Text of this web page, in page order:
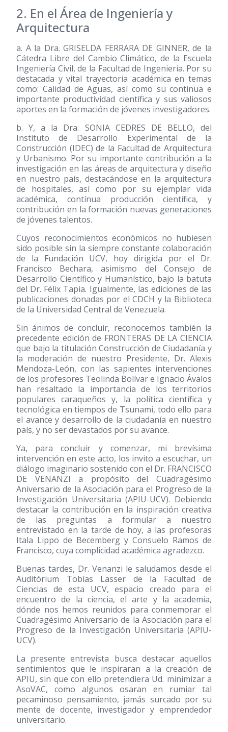
2. En el Área de Ingeniería y
Arquitectura
a. A la Dra. GRISELDA FERRARA DE GINNER, de la
Cátedra Libre del Cambio Climático, de la Escuela
Ingeniería Civil, de la Facultad de Ingeniería. Por su
destacada y vital trayectoria académica en temas
como: Calidad de Aguas, así como su continua e
importante productividad científica y sus valiosos
aportes en la formación de jóvenes investigadores.
b. Y, a la Dra. SONIA CEDRES DE BELLO, del
Instituto de Desarrollo Experimental de la
Construcción (IDEC) de la Facultad de Arquitectura
y Urbanismo. Por su importante contribución a la
investigación en las áreas de arquitectura y diseño
en nuestro país, destacándose en la arquitectura
de hospitales, así como por su ejemplar vida
académica, contínua producción científica, y
contribución en la formación nuevas generaciones
de jóvenes talentos.
Cuyos reconocimientos económicos no hubiesen
sido posible sin la siempre constante colaboración
de la Fundación UCV, hoy dirigida por el Dr.
Francisco Bechara, asimismo del Consejo de
Desarrollo Científico y Humanístico, bajo la batuta
del Dr. Félix Tapia. Igualmente, las ediciones de las
publicaciones donadas por el CDCH y la Biblioteca
de la Universidad Central de Venezuela.
Sin ánimos de concluir, reconocemos también la
precedente edición de FRONTERAS DE LA CIENCIA
que bajo la titulación Construcción de Ciudadanía y
la moderación de nuestro Presidente, Dr. Alexis
Mendoza-León, con las sapientes intervenciones
de los profesores Teolinda Bolívar e Ignacio Ávalos
han resaltado la importancia de los territorios
populares caraqueños y, la política científica y
tecnológica en tiempos de Tsunami, todo ello para
el avance y desarrollo de la ciudadanía en nuestro
país, y no ser devastados por su avance.
Ya, para concluir y comenzar, mi brevísima
intervención en este acto, los invito a escuchar, un
diálogo imaginario sostenido con el Dr. FRANCISCO
DE VENANZI a propósito del Cuadragésimo
Aniversario de la Asociación para el Progreso de la
Investigación Universitaria (APIU-UCV). Debiendo
destacar la contribución en la inspiración creativa
de las preguntas a formular a nuestro
entrevistado en la tarde de hoy, a las profesoras
Itala Lippo de Becemberg y Consuelo Ramos de
Francisco, cuya complicidad académica agradezco.
Buenas tardes, Dr. Venanzi le saludamos desde el
Auditórium Tobías Lasser de la Facultad de
Ciencias de esta UCV, espacio creado para el
encuentro de la ciencia, el arte y la academia,
dónde nos hemos reunidos para conmemorar el
Cuadragésimo Aniversario de la Asociación para el
Progreso de la Investigación Universitaria (APIU-
UCV).
La presente entrevista busca destacar aquellos
sentimientos que le inspiraran a la creación de
APIU, sin que con ello pretendiera Ud. minimizar a
AsoVAC, como algunos osaran en rumiar tal
pecaminoso pensamiento, jamás surcado por su
mente de docente, investigador y emprendedor
universitario.